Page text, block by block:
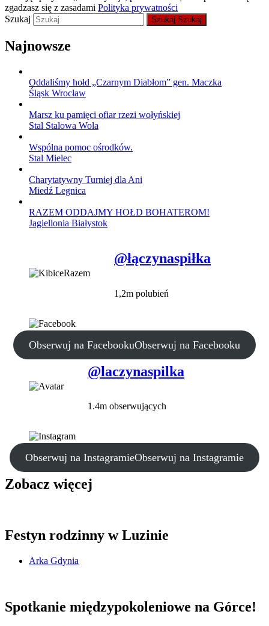
zgadzasz się z zasadami Polityka prywatności
Szukaj
Szukaj Szukaj
Najnowsze
Oddaliśmy hołd „Czarnym Diabłom” gen. Maczka
Śląsk Wrocław
Marsz ku pamięci ofiar rzezi wołyńskiej
Stal Stalowa Wola
Wspólna pomoc ośrodków.
Stal Mielec
Charytatywny Turniej dla Ani
Miedź Legnica
RAZEM ODDAJMY HOŁD BOHATEROM!
Jagiellonia Białystok
@łączynaspiłka
1,2m polubień
Obserwuj na FacebookuObserwuj na Facebooku
@laczynaspilka
1.4m obserwujących
Obserwuj na InstagramieObserwuj na Instagramie
Zobacz więcej
Festyn rodzinny w Luzinie
Arka Gdynia
Spotkanie międzypokoleniowe na Górce!